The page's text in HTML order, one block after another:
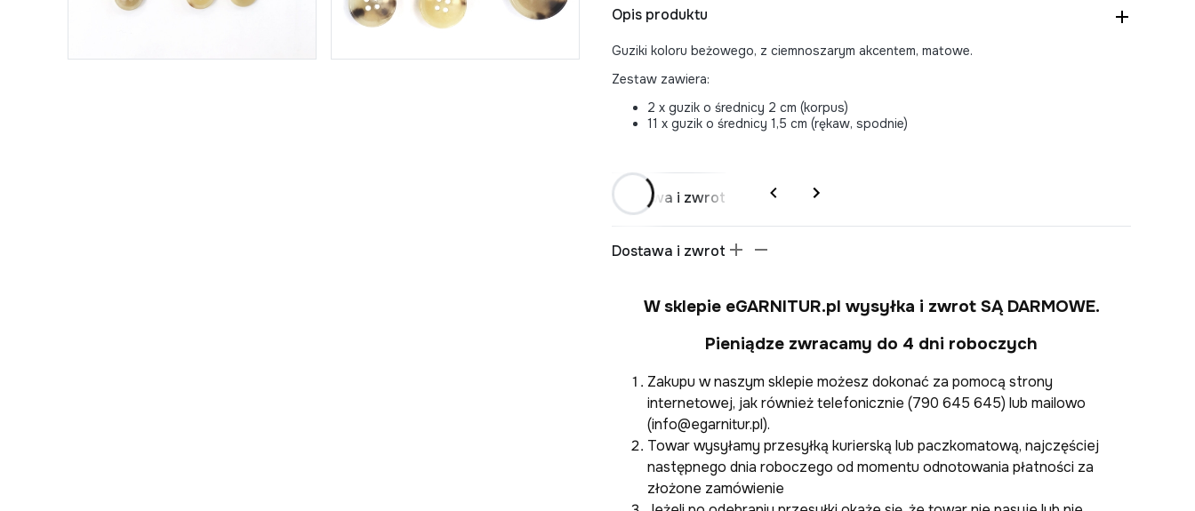
Opis produktu
Guziki koloru beżowego, z ciemnoszarym akcentem, matowe.
Zestaw zawiera:
2 x guzik o średnicy 2 cm (korpus)
11 x guzik o średnicy 1,5 cm (rękaw, spodnie)
Dostawa i zwrot
Dostawa i zwrot
W sklepie eGARNITUR.pl wysyłka i zwrot SĄ DARMOWE.
Pieniądze zwracamy do 4 dni roboczych
Zakupu w naszym sklepie możesz dokonać za pomocą strony
internetowej, jak również telefonicznie (790 645 645) lub mailowo
(info@egarnitur.pl).
Towar wysyłamy przesyłką kurierską lub paczkomatową, najczęściej
następnego dnia roboczego od momentu odnotowania płatności za
złożone zamówienie